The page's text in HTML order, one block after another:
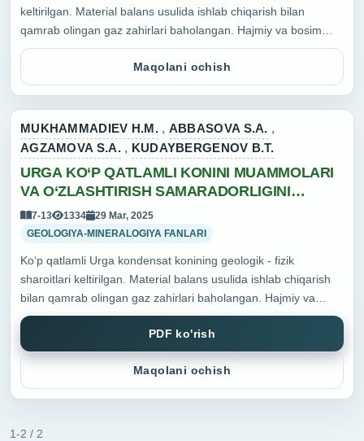
keltirilgan. Material balans usulida ishlab chiqarish bilan
qamrab olingan gaz zahirlari baholangan. Hajmiy va bosim
tushishi usullarida hisoblangan taqqoslash orqali konni
ishlatish samaradorlig...Maqolani ochish
MUKHAMMADIEV H.M. , ABBASOVA S.A. ,
AGZAMOVA S.A. , KUDAYBERGENOV B.T.
URGA KO‘P QATLAMLI KONINI MUAMMOLARI
VA O‘ZLASHTIRISH SAMARADORLIGINI
OSHIRISH YO‘LLARI
7-13 1334 29 Mar, 2025
GEOLOGIYA-MINERALOGIYA FANLARI
Ko‘p qatlamli Urga kondensat konining geologik - fizik
sharoitlari keltirilgan. Material balans usulida ishlab chiqarish
bilan qamrab olingan gaz zahirlari baholangan. Hajmiy va
bosim tushishi usullarida hisoblangan taqqoslash orqali konni
PDF ko'rish
Maqolani ochish
1-2 / 2